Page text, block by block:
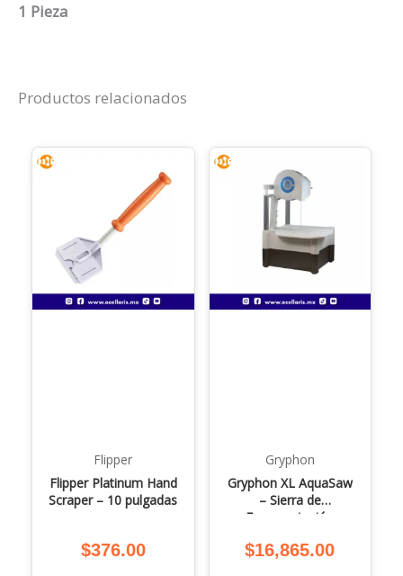
1 Pieza
Productos relacionados
Flipper
Flipper Platinum Hand
Scraper – 10 pulgadas
$376.00
Gryphon
Gryphon XL AquaSaw
– Sierra de
Fragmentación
$16,865.00